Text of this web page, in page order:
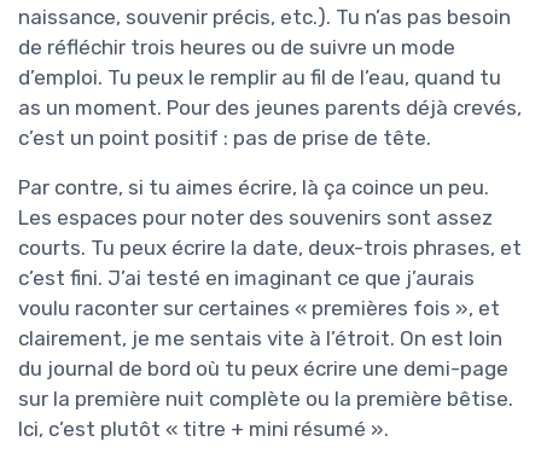
naissance, souvenir précis, etc.). Tu n’as pas besoin
de réfléchir trois heures ou de suivre un mode
d’emploi. Tu peux le remplir au fil de l’eau, quand tu
as un moment. Pour des jeunes parents déjà crevés,
c’est un point positif : pas de prise de tête.
Par contre, si tu aimes écrire, là ça coince un peu.
Les espaces pour noter des souvenirs sont assez
courts. Tu peux écrire la date, deux-trois phrases, et
c’est fini. J’ai testé en imaginant ce que j’aurais
voulu raconter sur certaines « premières fois », et
clairement, je me sentais vite à l’étroit. On est loin
du journal de bord où tu peux écrire une demi-page
sur la première nuit complète ou la première bêtise.
Ici, c’est plutôt « titre + mini résumé ».